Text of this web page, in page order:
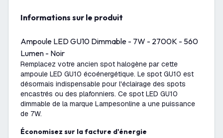
Informations sur le produit
Ampoule LED GU10 Dimmable - 7W - 2700K - 560
Lumen - Noir
Remplacez votre ancien spot halogène par cette
ampoule LED GU10 écoénergétique. Le spot GU10 est
désormais indispensable pour l'éclairage des spots
encastrés ou des plafonniers. Ce spot LED GU10
dimmable de la marque Lampesonline a une puissance
de 7W.
Économisez sur la facture d'énergie